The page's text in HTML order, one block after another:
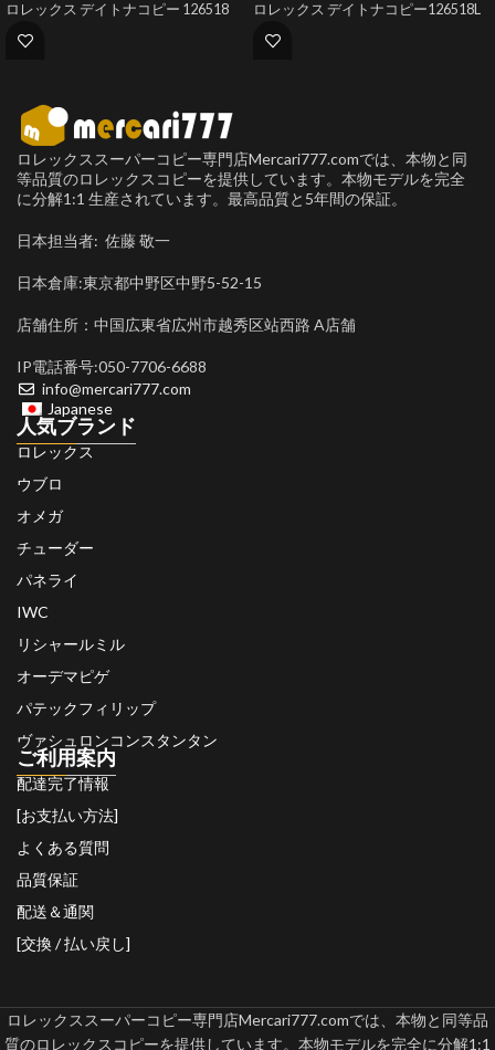
ロレックス デイトナコピー 126518 ロレックス デイトナコピー126518L
ロレックススーパーコピー専門店Mercari777.comでは、本物と同
等品質のロレックスコピーを提供しています。本物モデルを完全
に分解1:1 生産されています。最高品質と5年間の保証。
日本担当者: 佐藤 敬一
日本倉庫:東京都中野区中野5-52-15
店舗住所：中国広東省広州市越秀区站西路 A店舗
IP電話番号:050-7706-6688
info@mercari777.com
Japanese
人気ブランド
ロレックス
ウブロ
オメガ
チューダー
パネライ
IWC
リシャールミル
オーデマピゲ
パテックフィリップ
ヴァシュロンコンスタンタン
ご利用案内
配達完了情報
[お支払い方法]
よくある質問
品質保証
配送＆通関
[交換 / 払い戻し]
ロレックススーパーコピー専門店Mercari777.comでは、本物と同等品
質のロレックスコピーを提供しています。本物モデルを完全に分解1:1